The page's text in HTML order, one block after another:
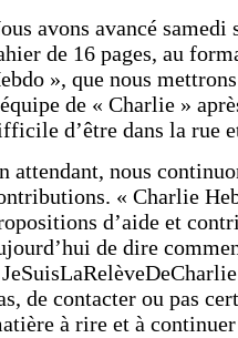
avons avancé
de 16 pages, au
», que nous
de « Charlie »
d’être dans la rue
attendant, nous
« Charlie
d’aide et
de dire
de contacter ou pas
à rire et à